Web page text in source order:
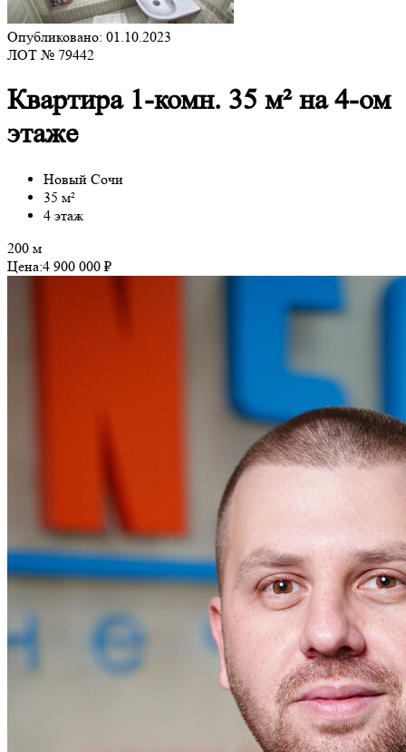
Опубликовано: 01.10.2023
ЛОТ № 79442
Квартира 1-комн. 35 м² на 4-ом
этаже
Новый Сочи
35 м²
4 этаж
200 м
Цена:4 900 000 ₽